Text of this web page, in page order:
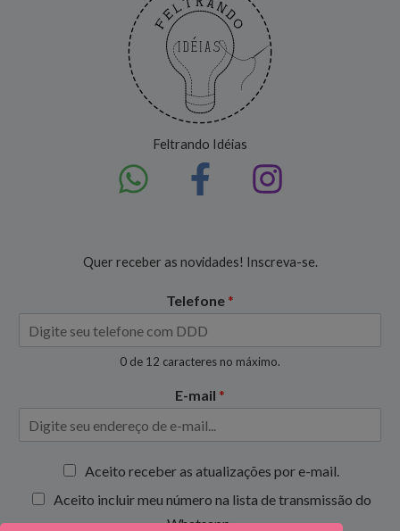
Feltrando Idéias
Quer receber as novidades! Inscreva-se.
Telefone *
0 de 12 caracteres no máximo.
E-mail *
x
Aceito receber as atualizações por e-mail.
Aceito incluir meu número na lista de transmissão do
Whatsapp.